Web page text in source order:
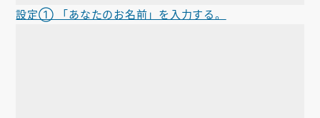
設定① 「あなたのお名前」を入力する。